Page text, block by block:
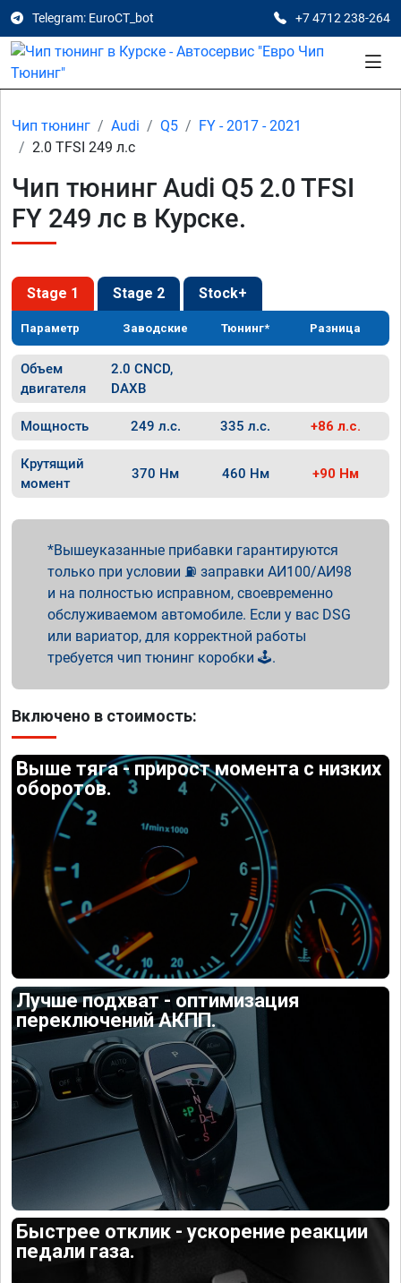
Telegram: EuroCT_bot +7 4712 238-264
Чип тюнинг Audi Q5
FY - 2017 - 2021
2.0 TFSI 249 л.с
Чип тюнинг Audi Q5 2.0 TFSI
FY 249 лс в Курске.
Stage 1 Stage 2 Stock+
Параметр Заводские Тюнинг* Разница
Объем
двигателя
2.0 CNCD,
DAXB
Мощность 249 л.с. 335 л.с. +86 л.с.
Крутящий
момент
370 Нм 460 Нм +90 Нм
Вышеуказанные прибавки гарантируются
только при условии ⛽ заправки АИ100/АИ98
и на полностью исправном, своевременно
обслуживаемом автомобиле. Если у вас DSG
или вариатор, для корректной работы
требуется чип тюнинг коробки 🕹️.
Включено в стоимость:
Выше тяга - прирост момента с низких
оборотов.
Лучше подхват - оптимизация
переключений АКПП.
Быстрее отклик - ускорение реакции
педали газа.